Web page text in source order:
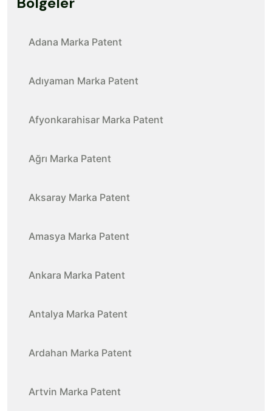
Adana Marka Patent
Adıyaman Marka Patent
Afyonkarahisar Marka Patent
Ağrı Marka Patent
Aksaray Marka Patent
Amasya Marka Patent
Ankara Marka Patent
Antalya Marka Patent
Ardahan Marka Patent
Artvin Marka Patent